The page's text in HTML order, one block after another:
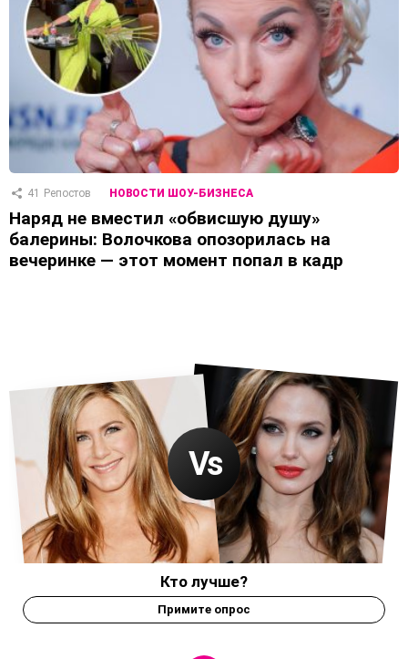
41 Репостов НОВОСТИ ШОУ-БИЗНЕСА
Наряд не вместил «обвисшую душу»
балерины: Волочкова опозорилась на
вечеринке — этот момент попал в кадр
Кто лучше?
Примите опрос